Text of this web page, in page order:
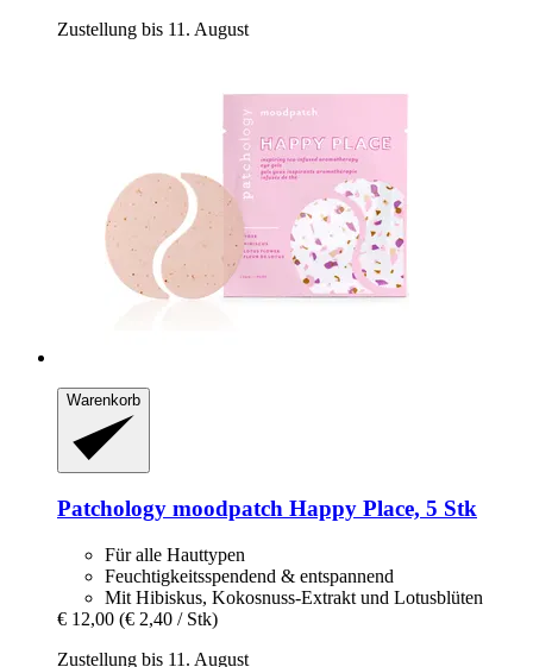
Zustellung bis 11. August
Warenkorb
Patchology moodpatch Happy Place, 5 Stk
Für alle Hauttypen
Feuchtigkeitsspendend & entspannend
Mit Hibiskus, Kokosnuss-Extrakt und Lotusblüten
€ 12,00 (€ 2,40 / Stk)
Zustellung bis 11. August